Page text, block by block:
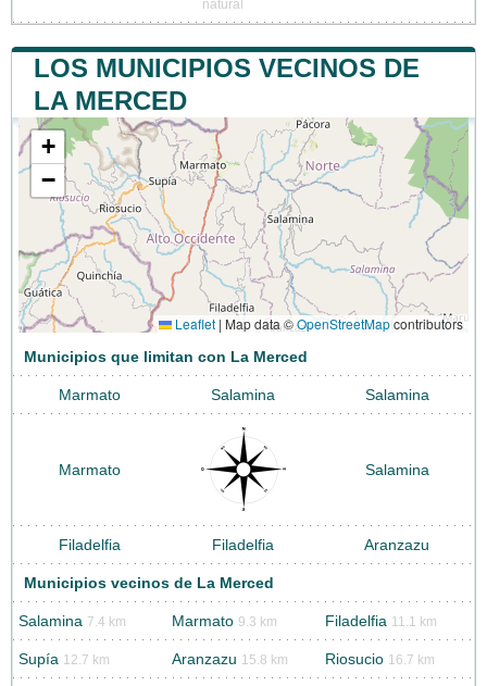
natural
LOS MUNICIPIOS VECINOS DE
LA MERCED
+
−
Leaflet | Map data ©OpenStreetMapcontributors
Municipios que limitan con La Merced
Marmato Salamina Salamina
Marmato Salamina
Filadelfia Filadelfia Aranzazu
Municipios vecinos de La Merced
Salamina 7.4 km Marmato 9.3 km Filadelfia 11.1 km
Supía 12.7 km Aranzazu 15.8 km Riosucio 16.7 km